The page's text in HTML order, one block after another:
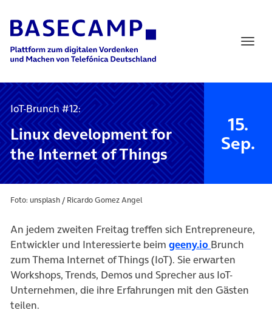
Main Navigation
IoT-Brunch #12:
Linux development for
the Internet of Things
15.
Sep.
Foto: unsplash / Ricardo Gomez Angel
An jedem zweiten Freitag treffen sich Entrepreneure,
Entwickler und Interessierte beim geeny.io Brunch
zum Thema Internet of Things (IoT). Sie erwarten
Workshops, Trends, Demos und Sprecher aus IoT-
Unternehmen, die ihre Erfahrungen mit den Gästen
teilen.